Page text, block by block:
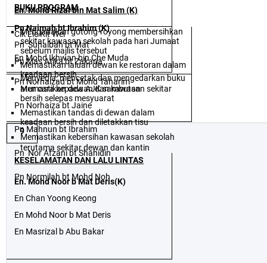
En. Mohd Rizal bin Mat Salim (K)
Cik Lie Kit Wei
En Mohd Ikhwan bin Che Muda
Pn Norhaizad bt Mohd Taharim
Pn Norhaiza bt Jaine
Pn Mahnun bt Ibrahim
Pn Nor Afzani bt Shahidin
Pn Normilah bt Mohd Noh
Mengadakan gotong-royong membersihkan
sekitar kawasan sekolah pada hari Jumaat
sebelum majlis tersebut
Memastikan laluan dewan ke restoran dalam
keadaan bersih
Memastikan dewan dan kawasan sekitar
bersih selepas mesyuarat
Memastikan tandas di dewan dalam
keadaan bersih dan diletakkan tisu
Memastikan kebersihan kawasan sekolah
terutama sekitar dewan dan kantin
BUKU PROGRAM
Pn Naimah bt Ibrahim (K)
Pn Suhaibah bt Mat
Pn Mas Atika bt Zakaria
Menyedia, mencetak dan mengedarkan buku
atur cara kepada AJK sambutan
9
KESELAMATAN DAN LALU LINTAS
En. Mohd Noor b Mat Deris(K)
En Chan Yoong Keong
En Mohd Noor b Mat Deris
En Masrizal b Abu Bakar